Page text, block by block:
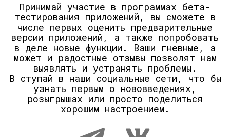
Принимай участие в программах бета-
тестирования приложений, вы сможете в
числе первых оценить предварительные
версии приложений, а также попробовать
в деле новые функции. Ваши гневные, а
может и радостные отзывы позволят нам
выявлять и устранять проблемы.
В ступай в наши социальные сети, что бы
узнать первым о нововведениях,
розыгрышах или просто поделиться
хорошим настроением.